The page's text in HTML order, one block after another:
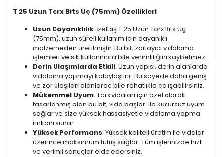
T 25 Uzun Torx Bits Uç (75mm) Özellikleri
Uzun Dayanıklılık: İzeltaş T 25 Uzun Torx Bits Uç
(75mm), uzun süreli kullanım için dayanıklı
malzemeden üretilmiştir. Bu bit, zorlayıcı vidalama
işlemleri ve sık kullanımda bile verimliliğini kaybetmez.
Derin Ulaşımlarda Etkili: Uzun yapısı, derin alanlarda
vidalama yapmayı kolaylaştırır. Bu sayede daha geniş
ve zor ulaşılan alanlarda bile rahatlıkla çalışabilirsiniz.
Mükemmel Uyum: Torx vidaları için özel olarak
tasarlanmış olan bu bit, vida başları ile kusursuz uyum
sağlar ve size yüksek hassasiyetle vidalama yapma
imkanı sunar.
Yüksek Performans: Yüksek kaliteli üretim ile vidalar
üzerinde maksimum tutuş sağlar. Tüm işlerinizde hızlı
ve verimli sonuçlar elde edersiniz.